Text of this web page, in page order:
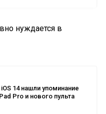
нуждается в
14 нашли упоминание
Pro и нового пульта